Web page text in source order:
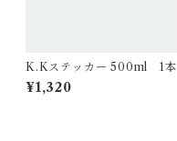
K.Kステッカー 500ml 1本
¥1,320